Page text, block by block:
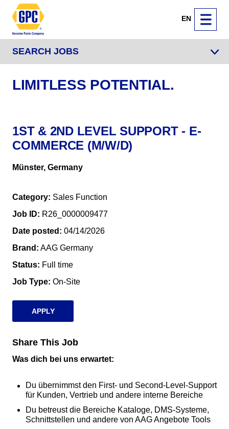
EN
SEARCH JOBS
LIMITLESS POTENTIAL.
1ST & 2ND LEVEL SUPPORT - E-
COMMERCE (M/W/D)
Münster, Germany
Category Sales Function
Job ID
R26_0000009477
Date posted
04/14/2026
Brand
AAG Germany
Status
Full time
Job Type On-Site
APPLY
Share This Job
Was dich bei uns erwartet:
Du übernimmst den First- und Second-Level-Support
für Kunden, Vertrieb und andere interne Bereiche
Du betreust die Bereiche Kataloge, DMS-Systeme,
Schnittstellen und andere von AAG Angebote Tools